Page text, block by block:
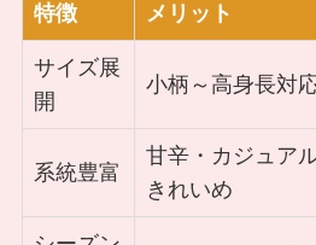
特徴 メリット
サイズ展
開
小柄～高身長対
系統豊富
甘辛・カジュア
きれいめ